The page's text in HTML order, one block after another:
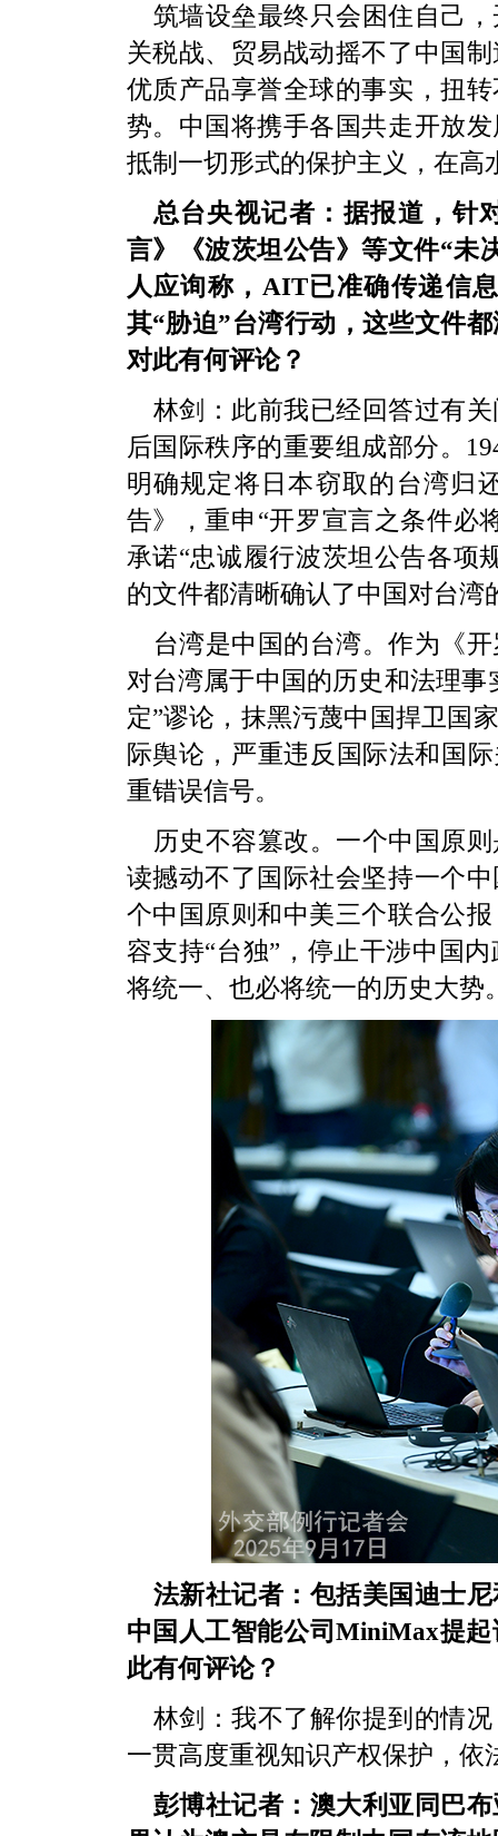
筑墙设垒最终只会困住自己
关税战、贸易战动摇不了中国
优质产品享誉全球的事实，扭
势。中国将携手各国共走开放
抵制一切形式的保护主义，在
总台央视记者：据报道，针
言》《波茨坦公告》等文件“未
人应询称，AIT已准确传递信
其“胁迫”台湾行动，这些文件
对此有何评论？
林剑：此前我已经回答过有
后国际秩序的重要组成部分。
明确规定将日本窃取的台湾归
告》，重申“开罗宣言之条件必
承诺“忠诚履行波茨坦公告各项
的文件都清晰确认了中国对台湾
台湾是中国的台湾。作为《
对台湾属于中国的历史和法理
定”谬论，抹黑污蔑中国捍卫国
际舆论，严重违反国际法和国
重错误信号。
历史不容篡改。一个中国原
读撼动不了国际社会坚持一个
个中国原则和中美三个联合公
容支持“台独”，停止干涉中国
将统一、也必将统一的历史大势
法新社记者：包括美国迪士
中国人工智能公司MiniMax提
此有何评论？
林剑：我不了解你提到的情
一贯高度重视知识产权保护，依
彭博社记者：澳大利亚同巴